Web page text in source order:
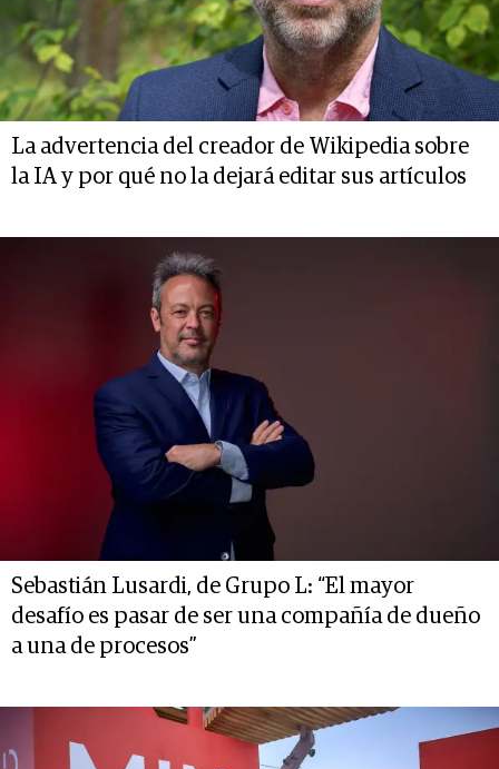
La advertencia del creador de Wikipedia sobre
la IA y por qué no la dejará editar sus artículos
Sebastián Lusardi, de Grupo L: “El mayor
desafío es pasar de ser una compañía de dueño
a una de procesos”